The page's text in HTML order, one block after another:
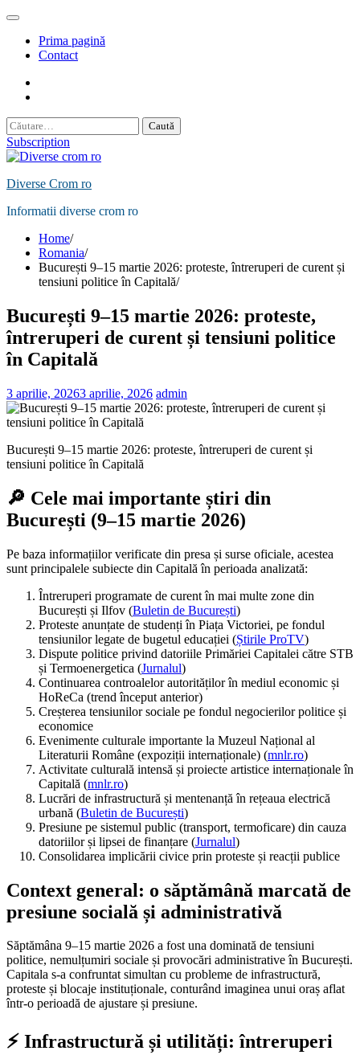
Skip
contentPrima pagină
Contact
Confidențialitate
Caută
după:
Subscription
Diverse Crom ro
Informatii diverse crom ro
Home
Romania
București 9–15 martie 2026: proteste, întreruperi de curent și
tensiuni politice în Capitală
București 9–15 martie 2026: proteste,
întreruperi de curent și tensiuni politice
în Capitală
3 aprilie, 20263 aprilie, 2026 admin
București 9–15 martie 2026: proteste, întreruperi de curent și
tensiuni politice în Capitală
🔎 Cele mai importante știri din
București (9–15 martie 2026)
Pe baza informațiilor verificate din presa și surse oficiale, acestea
sunt principalele subiecte din Capitală în perioada analizată:
Întreruperi programate de curent în mai multe zone din
București și Ilfov (Buletin de București)
Proteste anunțate de studenți în Piața Victoriei, pe fondul
tensiunilor legate de bugetul educației (Știrile ProTV)
Dispute politice privind datoriile Primăriei Capitalei către STB
și Termoenergetica (Jurnalul)
Continuarea controalelor autorităților în mediul economic și
HoReCa (trend început anterior)
Creșterea tensiunilor sociale pe fondul negocierilor politice și
economice
Evenimente culturale importante la Muzeul Național al
Literaturii Române (expoziții internaționale) (mnlr.ro)
Activitate culturală intensă și proiecte artistice internaționale în
Capitală (mnlr.ro)
Lucrări de infrastructură și mentenanță în rețeaua electrică
urbană (Buletin de București)
Presiune pe sistemul public (transport, termoficare) din cauza
datoriilor și lipsei de finanțare (Jurnalul)
Consolidarea implicării civice prin proteste și reacții publice
Context general: o săptămână marcată de
presiune socială și administrativă
Săptămâna 9–15 martie 2026 a fost una dominată de tensiuni
politice, nemulțumiri sociale și provocări administrative în București.
Capitala s-a confruntat simultan cu probleme de infrastructură,
proteste și blocaje instituționale, conturând imaginea unui oraș aflat
într-o perioadă de ajustare și presiune.
⚡ Infrastructură și utilități: întreruperi